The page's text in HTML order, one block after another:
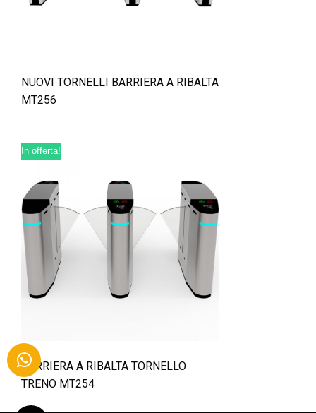
NUOVI TORNELLI BARRIERA A RIBALTA
MT256
In offerta!
BARRIERA A RIBALTA TORNELLO
TRENO MT254